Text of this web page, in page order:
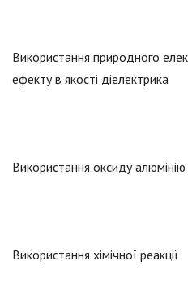
Використання природного
ефекту в якості діелектрика
Використання оксиду алюмінію
Використання хімічної реакції